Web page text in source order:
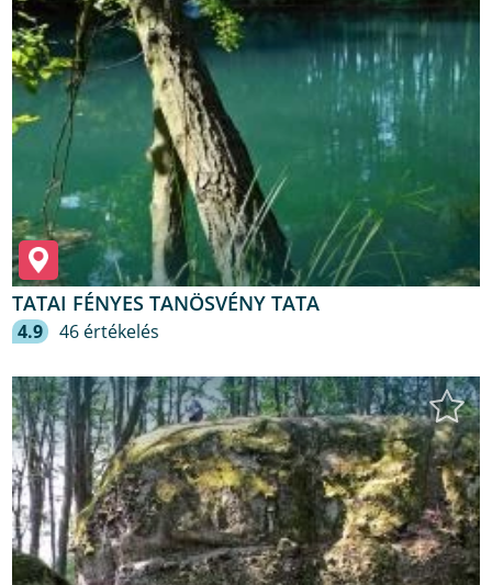
TATAI FÉNYES TANÖSVÉNY TATA
4.9 46 értékelés